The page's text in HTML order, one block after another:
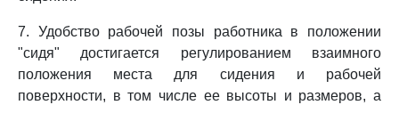
7. Удобство рабочей позы работника в положении
"сидя" достигается регулированием взаимного
положения места для сидения и рабочей
поверхности, в том числе ее высоты и размеров, а